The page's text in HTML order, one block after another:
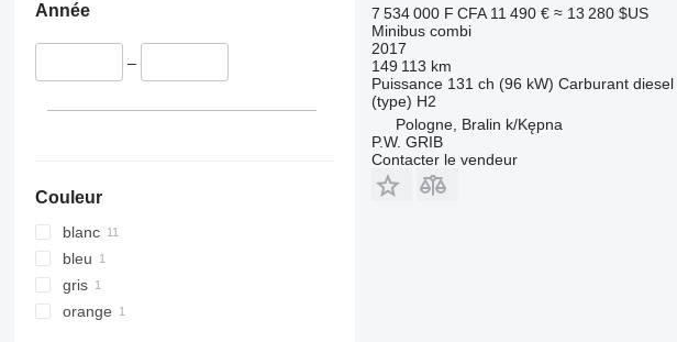
Année
–
Couleur
blanc
bleu
gris
orange
7 534 000 F CFA 11 490 € ≈ 13 280 $US
Minibus combi
2017
149 113 km
Puissance 131 ch (96 kW) Carburant diesel
(type) H2
Pologne, Bralin k/Kępna
P.W. GRIB
Contacter le vendeur